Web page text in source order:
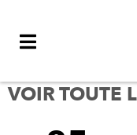
VOIR TOUTE